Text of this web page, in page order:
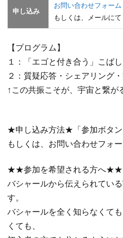
申し込み
お問い合わせフォーム
もしくは、メールに
【プログラム】
１：「エゴと付き合う」こば
２：質疑応答・シェアリング
↑この共振こそが、宇宙と繋が
★申し込み方法★「参加ボタン
もしくは、お問い合わせフォー
★★参加を希望される方へ★★
バシャールから伝えられてい
す。
バシャールを全く知らなくて
くても、